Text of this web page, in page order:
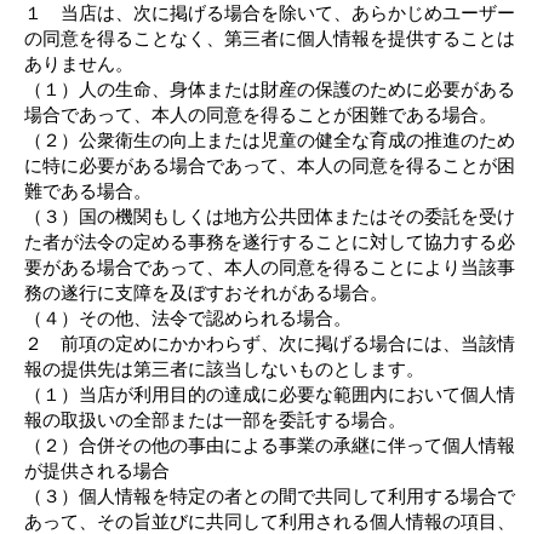
１ 当店は、次に掲げる場合を除いて、あらかじめユーザー
の同意を得ることなく、第三者に個人情報を提供することは
ありません。
（１）人の生命、身体または財産の保護のために必要がある
場合であって、本人の同意を得ることが困難である場合。
（２）公衆衛生の向上または児童の健全な育成の推進のため
に特に必要がある場合であって、本人の同意を得ることが困
難である場合。
（３）国の機関もしくは地方公共団体またはその委託を受け
た者が法令の定める事務を遂行することに対して協力する必
要がある場合であって、本人の同意を得ることにより当該事
務の遂行に支障を及ぼすおそれがある場合。
（４）その他、法令で認められる場合。
２ 前項の定めにかかわらず、次に掲げる場合には、当該情
報の提供先は第三者に該当しないものとします。
（１）当店が利用目的の達成に必要な範囲内において個人情
報の取扱いの全部または一部を委託する場合。
（２）合併その他の事由による事業の承継に伴って個人情報
が提供される場合
（３）個人情報を特定の者との間で共同して利用する場合で
あって、その旨並びに共同して利用される個人情報の項目、